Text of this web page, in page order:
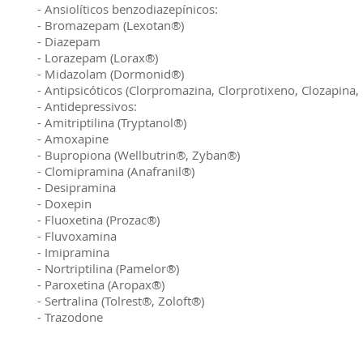
- Ansiolíticos benzodiazepínicos:
- Bromazepam (Lexotan®)
- Diazepam
- Lorazepam (Lorax®)
- Midazolam (Dormonid®)
- Antipsicóticos (Clorpromazina, Clorprotixeno,
- Antidepressivos:
- Amitriptilina (Tryptanol®)
- Amoxapine
- Bupropiona (Wellbutrin®, Zyban®)
- Clomipramina (Anafranil®)
- Desipramina
- Doxepin
- Fluoxetina (Prozac®)
- Fluvoxamina
- Imipramina
- Nortriptilina (Pamelor®)
- Paroxetina (Aropax®)
- Sertralina (Tolrest®, Zoloft®)
- Trazodone